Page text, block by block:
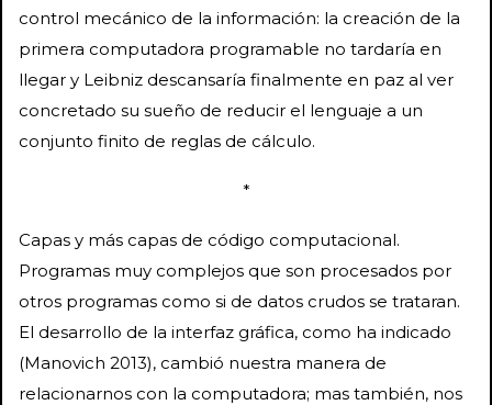
control mecánico de la información: la creación de la
primera computadora programable no tardaría en
llegar y Leibniz descansaría finalmente en paz al ver
concretado su sueño de reducir el lenguaje a un
conjunto finito de reglas de cálculo.
*
Capas y más capas de código computacional.
Programas muy complejos que son procesados por
otros programas como si de datos crudos se trataran.
El desarrollo de la interfaz gráfica, como ha indicado
(Manovich 2013), cambió nuestra manera de
relacionarnos con la computadora; mas también, nos